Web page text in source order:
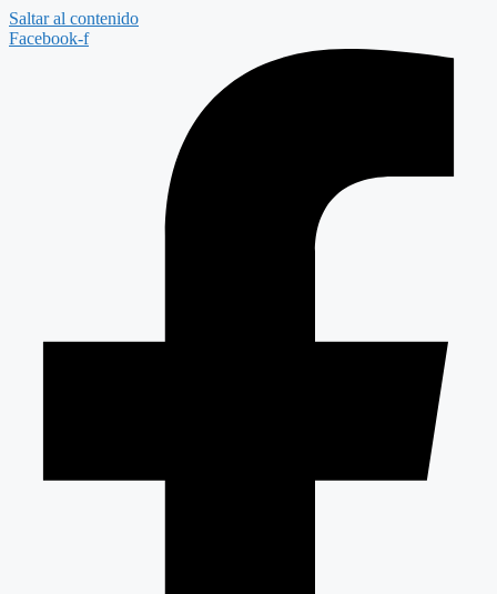
Saltar al contenido
Facebook-f